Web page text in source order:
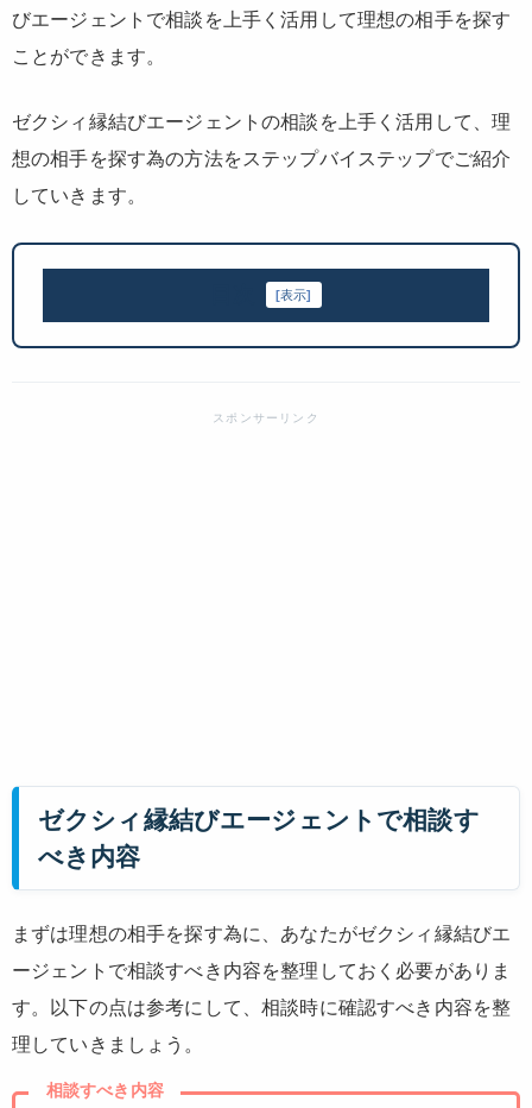
びエージェントで相談を上手く活用して理想の相手を探す
ことができます。
ゼクシィ縁結びエージェントの相談を上手く活用して、理
想の相手を探す為の方法をステップバイステップでご紹介
していきます。
[表示]
ゼクシィ縁結びエージェントで相談す
べき内容
まずは理想の相手を探す為に、あなたがゼクシィ縁結びエ
ージェントで相談すべき内容を整理しておく必要がありま
す。以下の点は参考にして、相談時に確認すべき内容を整
理していきましょう。
相談すべき内容